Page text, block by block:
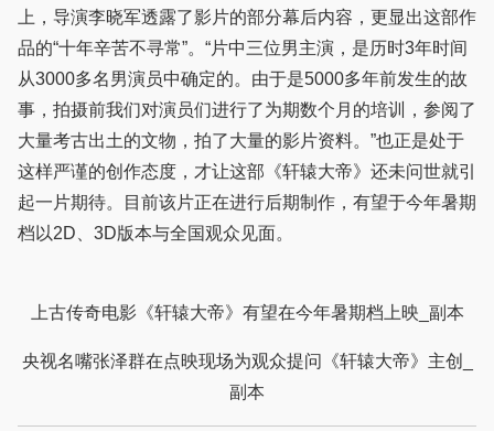
上，导演李晓军透露了影片的部分幕后内容，更显出这部作
品的“十年辛苦不寻常”。“片中三位男主演，是历时3年时间
从3000多名男演员中确定的。由于是5000多年前发生的故
事，拍摄前我们对演员们进行了为期数个月的培训，参阅了
大量考古出土的文物，拍了大量的影片资料。”也正是处于
这样严谨的创作态度，才让这部《轩辕大帝》还未问世就引
起一片期待。目前该片正在进行后期制作，有望于今年暑期
档以2D、3D版本与全国观众见面。
上古传奇电影《轩辕大帝》有望在今年暑期档上映_副本
央视名嘴张泽群在点映现场为观众提问《轩辕大帝》主创_
副本